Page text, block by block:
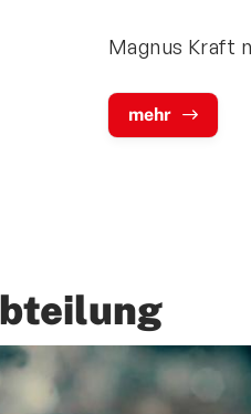
Magnus Kraft
mehr